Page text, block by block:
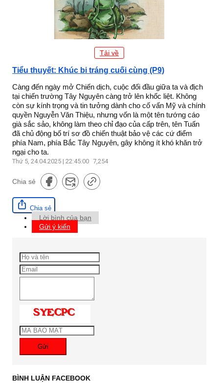
Tải về
Tiểu thuyết: Khúc bi tráng cuối cùng (P9)
Càng đến ngày mở Chiến dịch, cuộc đối đầu giữa ta và địch
tại chiến trường Tây Nguyên càng trở lên khốc liệt. Không
còn sự kính trọng và tin tưởng dành cho cố vấn Mỹ và chính
quyền Nguyễn Văn Thiệu, nhưng vốn là một tên tướng cáo
già sắc sảo, không làm theo chỉ đạo của cấp trên, tên Tuấn
đã chủ động bố trí sơ đồ chiến thuật bảo vệ các cứ điểm
phía Nam, phía Bắc Tây Nguyên, gây không ít khó khăn trở
ngại cho ta.
Thứ 5, 24.04.2025 | 22:45:00 7,254
Chia sẻ
Chia sẻ
Lời bình của bạn
Gửi ý kiến
Gửi
BÌNH LUẬN FACEBOOK